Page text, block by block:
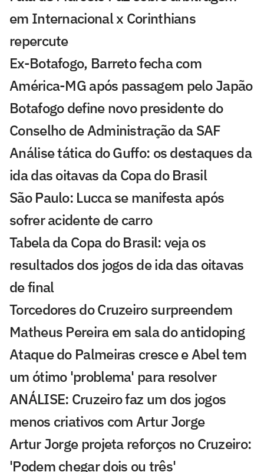
em Internacional x Corinthians
repercute
Ex-Botafogo, Barreto fecha com
América-MG após passagem pelo Japão
Botafogo define novo presidente do
Conselho de Administração da SAF
Análise tática do Guffo: os destaques da
ida das oitavas da Copa do Brasil
São Paulo: Lucca se manifesta após
sofrer acidente de carro
Tabela da Copa do Brasil: veja os
resultados dos jogos de ida das oitavas
de final
Torcedores do Cruzeiro surpreendem
Matheus Pereira em sala do antidoping
Ataque do Palmeiras cresce e Abel tem
um ótimo 'problema' para resolver
ANÁLISE: Cruzeiro faz um dos jogos
menos criativos com Artur Jorge
Artur Jorge projeta reforços no Cruzeiro:
'Podem chegar dois ou três'